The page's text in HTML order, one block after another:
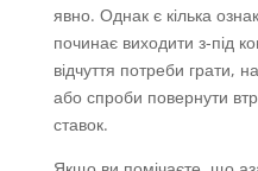
явно. Однак є кілька
починає виходити з-під
відчуття потреби грати,
або спроби повернути
ставок.